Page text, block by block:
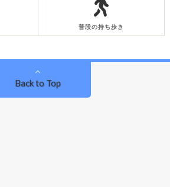
普段の持ち歩き
Back to Top